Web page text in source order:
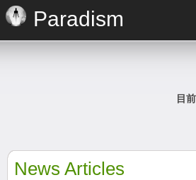
Paradism
目
News Articles